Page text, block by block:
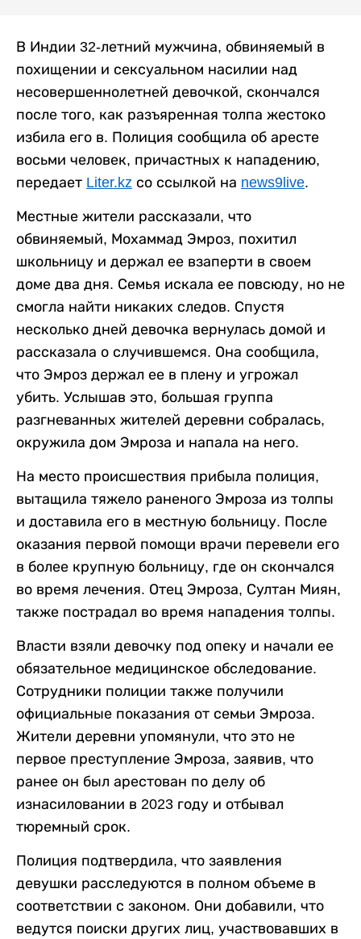
В Индии 32-летний мужчина, обвиняемый в
похищении и сексуальном насилии над
несовершеннолетней девочкой, скончался
после того, как разъяренная толпа жестоко
избила его в. Полиция сообщила об аресте
восьми человек, причастных к нападению,
передает Liter.kz со ссылкой на news9live.
Местные жители рассказали, что
обвиняемый, Мохаммад Эмроз, похитил
школьницу и держал ее взаперти в своем
доме два дня. Семья искала ее повсюду, но не
смогла найти никаких следов. Спустя
несколько дней девочка вернулась домой и
рассказала о случившемся. Она сообщила,
что Эмроз держал ее в плену и угрожал
убить. Услышав это, большая группа
разгневанных жителей деревни собралась,
окружила дом Эмроза и напала на него.
На место происшествия прибыла полиция,
вытащила тяжело раненого Эмроза из толпы
и доставила его в местную больницу. После
оказания первой помощи врачи перевели его
в более крупную больницу, где он скончался
во время лечения. Отец Эмроза, Султан Миян,
также пострадал во время нападения толпы.
Власти взяли девочку под опеку и начали ее
обязательное медицинское обследование.
Сотрудники полиции также получили
официальные показания от семьи Эмроза.
Жители деревни упомянули, что это не
первое преступление Эмроза, заявив, что
ранее он был арестован по делу об
изнасиловании в 2023 году и отбывал
тюремный срок.
Полиция подтвердила, что заявления
девушки расследуются в полном объеме в
соответствии с законом. Они добавили, что
ведутся поиски других лиц, участвовавших в